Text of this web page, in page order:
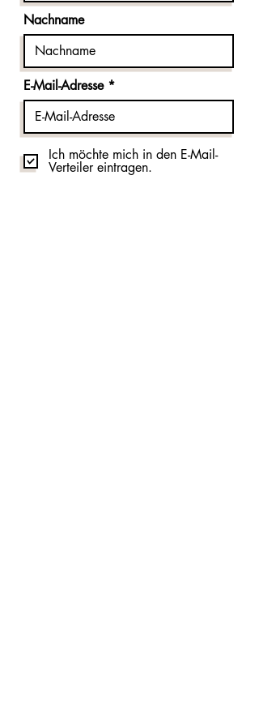
Nachname
E-Mail-Adresse
Ich möchte mich in den E-Mail-
Verteiler eintragen.